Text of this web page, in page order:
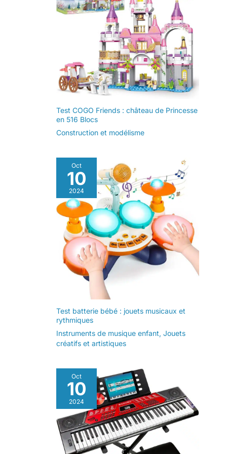
Test COGO Friends : château de Princesse
en 516 Blocs
Construction et modélisme
Oct
10
2024
Test batterie bébé : jouets musicaux et
rythmiques
Instruments de musique enfant, Jouets
créatifs et artistiques
Oct
10
2024